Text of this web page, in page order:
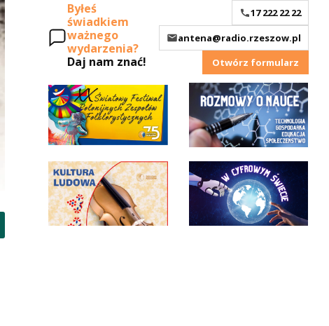
Byłeś
świadkiem
ważnego
wydarzenia?
Daj nam znać!
17 222 22 22
antena@radio.rzeszow.pl
Otwórz formularz